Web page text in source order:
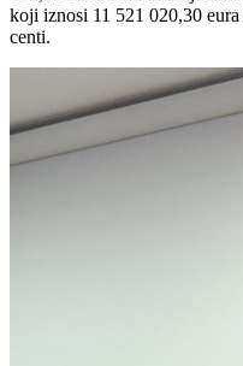
koji iznosi 11 521 020,30
centi.